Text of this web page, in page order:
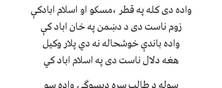
واده دی کله په قطر ،مسکو او اسلام ابادکې
زوم ناست دی د دښمن په خان اباد کې
واده باندې خوشحاله نه دي پلار وکیل
هغه دلال ناست دی په اسلام اباد کي